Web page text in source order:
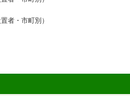
・市町別）